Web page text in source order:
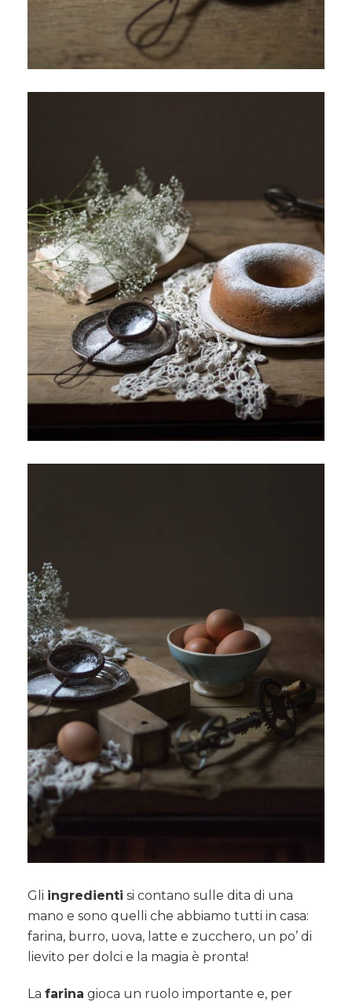
Gli ingredienti si contano sulle dita di una
mano e sono quelli che abbiamo tutti in casa:
farina, burro, uova, latte e zucchero, un po’ di
lievito per dolci e la magia è pronta!
La farina gioca un ruolo importante e, per